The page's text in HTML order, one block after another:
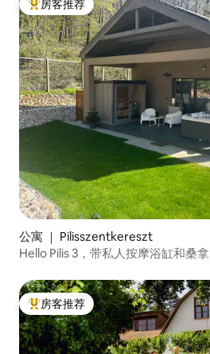
热门「房客推荐」
房客推荐
公寓 ｜ Pilisszentkereszt
Hello Pilis 3，带私人按摩浴缸和桑拿
热门「房客推荐」
房客推荐